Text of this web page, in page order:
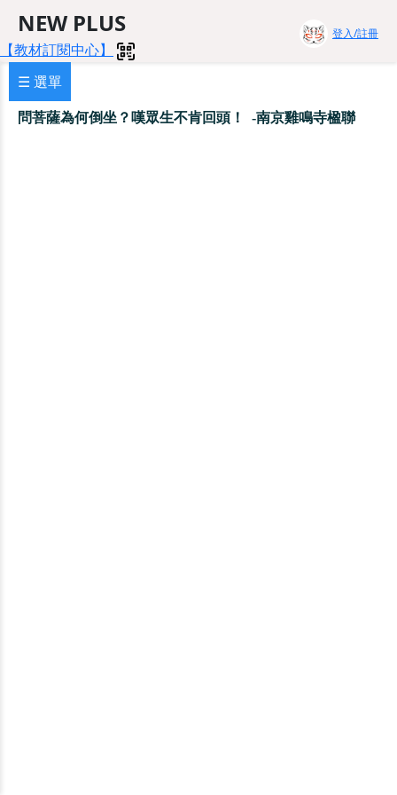
NEW PLUS
【教材訂閱中心】
登入/註冊
問菩薩為何倒坐？嘆眾生不肯回頭！ -南京雞鳴寺楹聯
☰ 選單